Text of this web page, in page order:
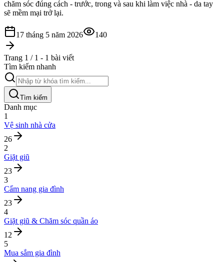
chăm sóc đúng cách - trước, trong và sau khi làm việc nhà - da tay
sẽ mềm mại trở lại.
17 tháng 5 năm 2026 140
Trang 1 / 1 - 1 bài viết
Tìm kiếm nhanh
Tìm kiếm
Danh mục
1
Vệ sinh nhà cửa
26
2
Giặt giũ
23
3
Cẩm nang gia đình
23
4
Giặt giũ & Chăm sóc quần áo
12
5
Mua sắm gia đình